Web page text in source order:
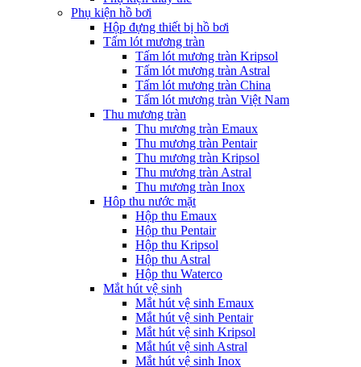
Phụ kiện hồ bơi
Hộp đựng thiết bị hồ bơi
Tấm lót mương tràn
Tấm lót mương tràn Kripsol
Tấm lót mương tràn Astral
Tấm lót mương tràn China
Tấm lót mương tràn Việt Nam
Thu mương tràn
Thu mương tràn Emaux
Thu mương tràn Pentair
Thu mương tràn Kripsol
Thu mương tràn Astral
Thu mương tràn Inox
Hôp thu nước mặt
Hộp thu Emaux
Hộp thu Pentair
Hộp thu Kripsol
Hộp thu Astral
Hộp thu Waterco
Mắt hút vệ sinh
Mắt hút vệ sinh Emaux
Mắt hút vệ sinh Pentair
Mắt hút vệ sinh Kripsol
Mắt hút vệ sinh Astral
Mắt hút vệ sinh Inox